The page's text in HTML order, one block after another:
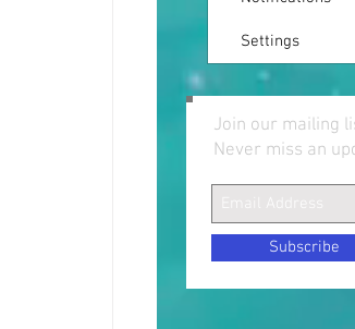
Settings
Join our mailing
Never miss an
Subscribe